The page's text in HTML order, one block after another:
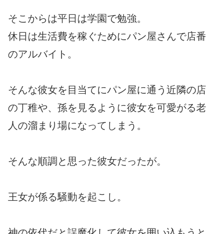
そこからは平日は学園で勉強。
休日は生活費を稼ぐためにパン屋さんで店番
のアルバイト。
そんな彼女を目当てにパン屋に通う近隣の店
の丁稚や、孫を見るように彼女を可愛がる老
人の溜まり場になってしまう。
そんな順調と思った彼女だったが。
王女が係る騒動を起こし。